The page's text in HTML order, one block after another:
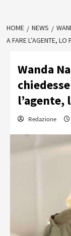
HOME NEWS
A FARE L’AGENTE, LO
Wanda
l’agente,
Redazione